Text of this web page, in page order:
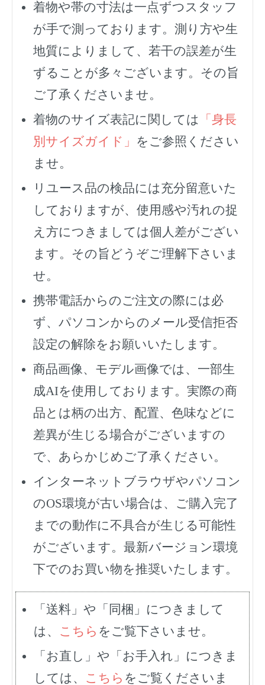
着物や帯の寸法は一点ずつスタッフ
が手で測っております。測り方や生
地質によりまして、若干の誤差が生
ずることが多々ございます。その旨
ご了承くださいませ。
着物のサイズ表記に関しては
「身長
別サイズガイド」 をご参照ください
ませ。
リユース品の検品には充分留意いた
しておりますが、使用感や汚れの捉
え方につきましては個人差がござい
ます。その旨どうぞご理解下さいま
せ。
携帯電話からのご注文の際には必
ず、 パソコンからのメール受信拒否
設定の解除をお願いいたします。
商品画像、モデル画像では、一部生
成AIを使用しております。実際の商
品とは柄の出方、配置、色味などに
差異が生じる場合がございますの
で、あらかじめご了承ください。
インターネットブラウザやパソコン
のOS環境が古い場合は、ご購入完了
までの動作に不具合が生じる可能性
がございます。最新バージョン環境
下でのお買い物を推奨いたします。
「送料」や「同梱」につきまして
は、 こちら をご覧下さいませ。
「お直し」や「お手入れ」につきま
しては、 こちら をご覧くださいま